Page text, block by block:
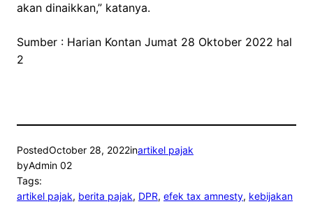
akan dinaikkan,” katanya.
Sumber : Harian Kontan Jumat 28 Oktober 2022 hal
2
PostedOctober 28, 2022inartikel pajak
byAdmin 02
Tags:
artikel pajak, berita pajak, DPR, efek tax amnesty, kebijakan